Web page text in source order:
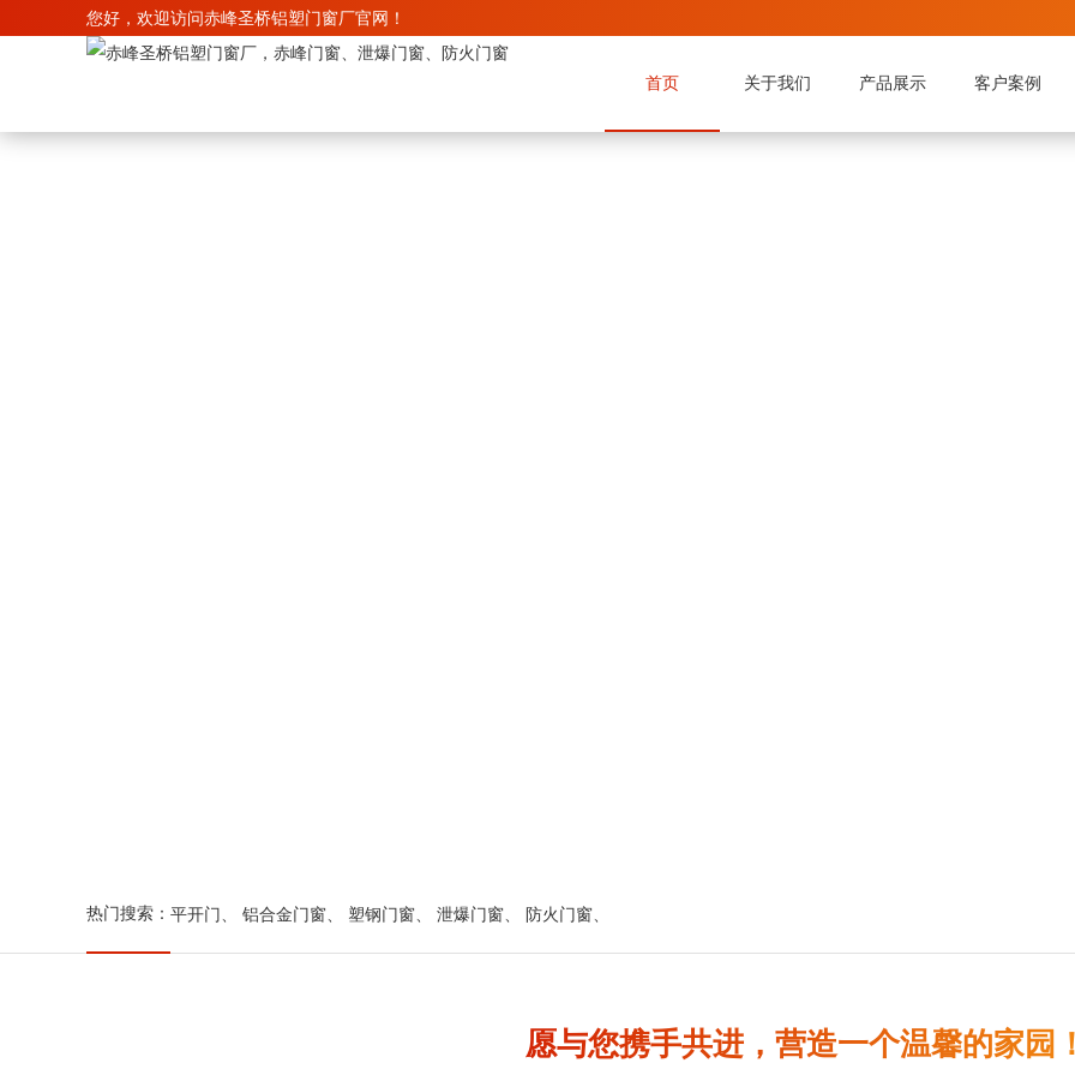
您好，欢迎访问赤峰圣桥铝塑门窗厂官网！
首页 关于我们 产品展示 客户案例
热门搜索： 平开门 铝合金门窗 塑钢门窗 泄爆门窗 防火门窗
愿与您携手共进，营造一个温馨的家园